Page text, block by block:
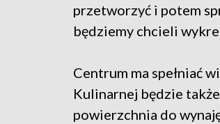
przetworzyć i potem
będziemy chcieli
Centrum ma spełniać
Kulinarnej będzie
powierzchnia do